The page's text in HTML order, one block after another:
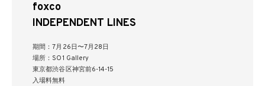
foxco
INDEPENDENT LINES
期間：7月26日〜7月28日
場所：SO1 Gallery
東京都渋谷区神宮前6-14-15
入場料無料